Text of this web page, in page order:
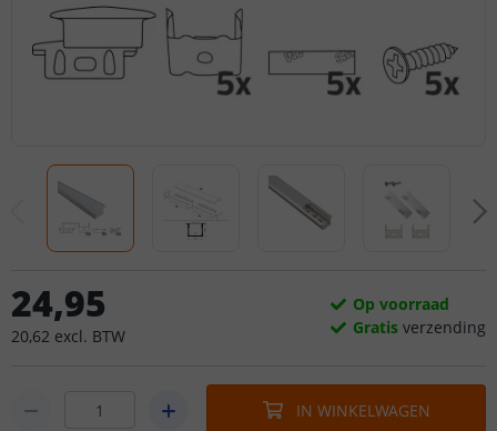
24,95
20,62 excl. BTW
Op voorraad
Gratis verzending
IN WINKELWAGEN